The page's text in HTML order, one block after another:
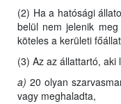
(2) Ha a hatósági
belül nem jelenik
köteles a kerületi
(3) Az az állattartó, aki
a) 20 olyan
vagy meghaladta,